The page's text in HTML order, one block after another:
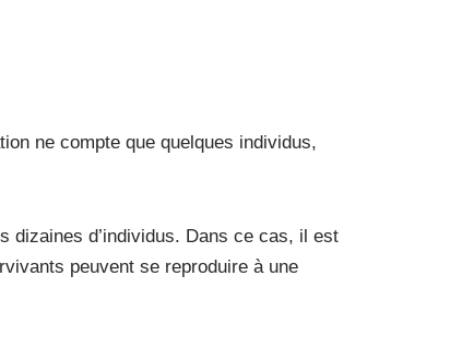
ne compte que quelques individus,
dizaines d’individus. Dans ce cas, il est
peuvent se reproduire à une